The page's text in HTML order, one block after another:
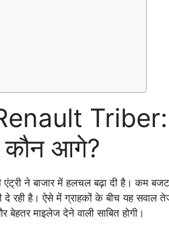
Triber:
आगे?
एंट्री ने बाजार में हलचल बढ़ा दी है। कम
दे रही है। ऐसे में ग्राहकों के बीच यह सवाल
माइलेज देने वाली साबित होगी।